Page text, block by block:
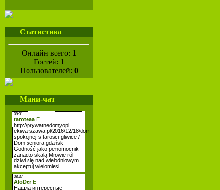
Статистика
Онлайн всего: 1
Гостей: 1
Пользователей: 0
Мини-чат